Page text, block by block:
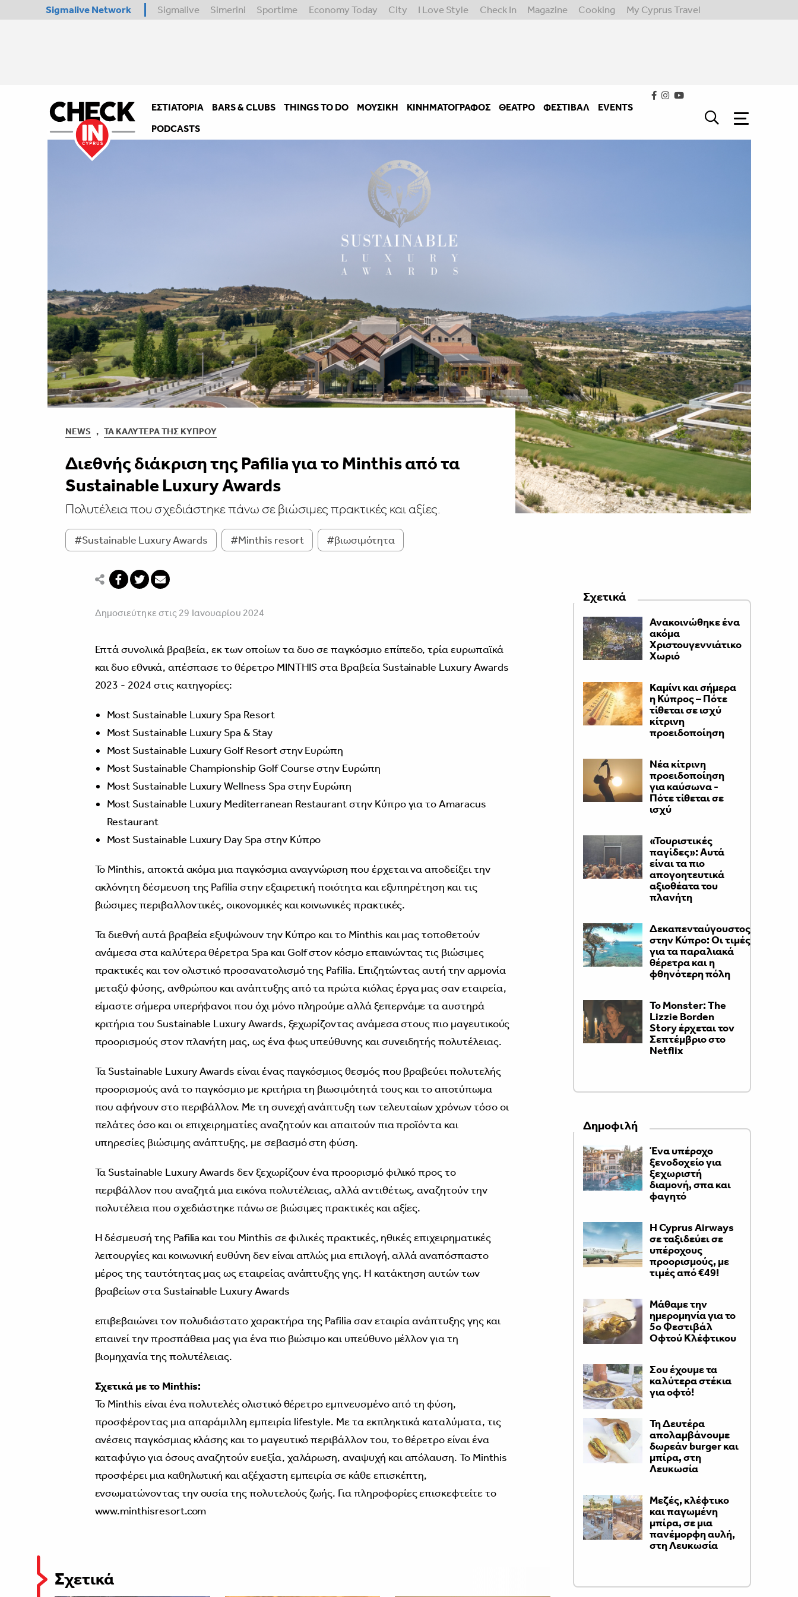
Sigmalive Network Sigmalive Simerini Sportime Economy Today City I Love Style Check In Magazine Cooking My Cyprus Travel
ΕΣΤΙΑΤΌΡΙΑ BARS & CLUBS THINGS TO DO ΜΟΥΣΙΚΉ ΚΙΝΗΜΑΤΟΓΡΆΦΟΣ ΘΈΑΤΡΟ ΦΕΣΤΙΒΑΛ
EVENTS
PODCASTS
NEWS , ΤΑ ΚΑΛΎΤΕΡΑ ΤΗΣ ΚΎΠΡΟΥ
Διεθνής διάκριση της Pafilia για το Minthis από τα
Sustainable Luxury Awards
Πολυτέλεια που σχεδιάστηκε πάνω σε βιώσιμες πρακτικές και αξίες.
#Sustainable Luxury Awards #Minthis resort #βιωσιμότητα
Δημοσιεύτηκε στις 29 Ιανουαρίου 2024
Επτά συνολικά βραβεία, εκ των οποίων τα δυο σε παγκόσμιο επίπεδο, τρία ευρωπαϊκά
και δυο εθνικά, απέσπασε το θέρετρο MINTHIS στα Βραβεία Sustainable Luxury Awards
2023 - 2024 στις κατηγορίες:
Most Sustainable Luxury Spa Resort
Most Sustainable Luxury Spa & Stay
Most Sustainable Luxury Golf Resort στην Ευρώπη
Most Sustainable Championship Golf Course στην Ευρώπη
Most Sustainable Luxury Wellness Spa στην Ευρώπη
Most Sustainable Luxury Mediterranean Restaurant στην Κύπρο για το Amaracus
Restaurant
Most Sustainable Luxury Day Spa στην Κύπρο
Το Minthis, αποκτά ακόμα μια παγκόσμια αναγνώριση που έρχεται να αποδείξει την
ακλόνητη δέσμευση της Pafilia στην εξαιρετική ποιότητα και εξυπηρέτηση και τις
βιώσιμες περιβαλλοντικές, οικονομικές και κοινωνικές πρακτικές.
Τα διεθνή αυτά βραβεία εξυψώνουν την Κύπρο και το Minthis και μας τοποθετούν
ανάμεσα στα καλύτερα θέρετρα Spa και Golf στον κόσμο επαινώντας τις βιώσιμες
πρακτικές και τον ολιστικό προσανατολισμό της Pafilia. Επιζητώντας αυτή την αρμονία
μεταξύ φύσης, ανθρώπου και ανάπτυξης από τα πρώτα κιόλας έργα μας σαν εταιρεία,
είμαστε σήμερα υπερήφανοι που όχι μόνο πληρούμε αλλά ξεπερνάμε τα αυστηρά
κριτήρια του Sustainable Luxury Awards, ξεχωρίζοντας ανάμεσα στους πιο μαγευτικούς
προορισμούς στον πλανήτη μας, ως ένα φως υπεύθυνης και συνειδητής πολυτέλειας.
Τα Sustainable Luxury Awards είναι ένας παγκόσμιος θεσμός που βραβεύει πολυτελής
προορισμούς ανά το παγκόσμιο με κριτήρια τη βιωσιμότητά τους και το αποτύπωμα
που αφήνουν στο περιβάλλον. Με τη συνεχή ανάπτυξη των τελευταίων χρόνων τόσο οι
πελάτες όσο και οι επιχειρηματίες αναζητούν και απαιτούν πια προϊόντα και
υπηρεσίες βιώσιμης ανάπτυξης, με σεβασμό στη φύση.
Τα Sustainable Luxury Awards δεν ξεχωρίζουν ένα προορισμό φιλικό προς το
περιβάλλον που αναζητά μια εικόνα πολυτέλειας, αλλά αντιθέτως, αναζητούν την
πολυτέλεια που σχεδιάστηκε πάνω σε βιώσιμες πρακτικές και αξίες.
Η δέσμευσή της Pafilia και του Minthis σε φιλικές πρακτικές, ηθικές επιχειρηματικές
λειτουργίες και κοινωνική ευθύνη δεν είναι απλώς μια επιλογή, αλλά αναπόσπαστο
μέρος της ταυτότητας μας ως εταιρείας ανάπτυξης γης. Η κατάκτηση αυτών των
βραβείων στα Sustainable Luxury Awards
επιβεβαιώνει τον πολυδιάστατο χαρακτήρα της Pafilia σαν εταιρία ανάπτυξης γης και
επαινεί την προσπάθεια μας για ένα πιο βιώσιμο και υπεύθυνο μέλλον για τη
βιομηχανία της πολυτέλειας.
Σχετικά με το Minthis:
Το Minthis είναι ένα πολυτελές ολιστικό θέρετρο εμπνευσμένο από τη φύση,
προσφέροντας μια απαράμιλλη εμπειρία lifestyle. Με τα εκπληκτικά καταλύματα, τις
ανέσεις παγκόσμιας κλάσης και το μαγευτικό περιβάλλον του, το θέρετρο είναι ένα
καταφύγιο για όσους αναζητούν ευεξία, χαλάρωση, αναψυχή και απόλαυση. Το Minthis
προσφέρει μια καθηλωτική και αξέχαστη εμπειρία σε κάθε επισκέπτη,
ενσωματώνοντας την ουσία της πολυτελούς ζωής. Για πληροφορίες επισκεφτείτε το
www.minthisresort.com
Σχετικά
Σχετικά
Ανακοινώθηκε ένα
ακόμα
Χριστουγεννιάτικο
Χωριό
Καμίνι και σήμερα
η Κύπρος – Πότε
τίθεται σε ισχύ
κίτρινη
προειδοποίηση
Νέα κίτρινη
προειδοποίηση
για καύσωνα -
Πότε τίθεται σε
ισχύ
«Τουριστικές
παγίδες»: Αυτά
είναι τα πιο
απογοητευτικά
αξιοθέατα του
πλανήτη
Δεκαπενταύγουστος
στην Κύπρο: Οι τιμές
για τα παραλιακά
θέρετρα και η
φθηνότερη πόλη
Το Monster: The
Lizzie Borden
Story έρχεται τον
Σεπτέμβριο στο
Netflix
Δημοφιλή
Ένα υπέροχο
ξενοδοχείο για
ξεχωριστή
διαμονή, σπα και
φαγητό
H Cyprus Airways
σε ταξιδεύει σε
υπέροχους
προορισμούς, με
τιμές από €49!
Μάθαμε την
ημερομηνία για το
5ο Φεστιβάλ
Οφτού Κλέφτικου
Σου έχουμε τα
καλύτερα στέκια
για οφτό!
Τη Δευτέρα
απολαμβάνουμε
δωρεάν burger και
μπίρα, στη
Λευκωσία
Μεζές, κλέφτικο
και παγωμένη
μπίρα, σε μια
πανέμορφη αυλή,
στη Λευκωσία